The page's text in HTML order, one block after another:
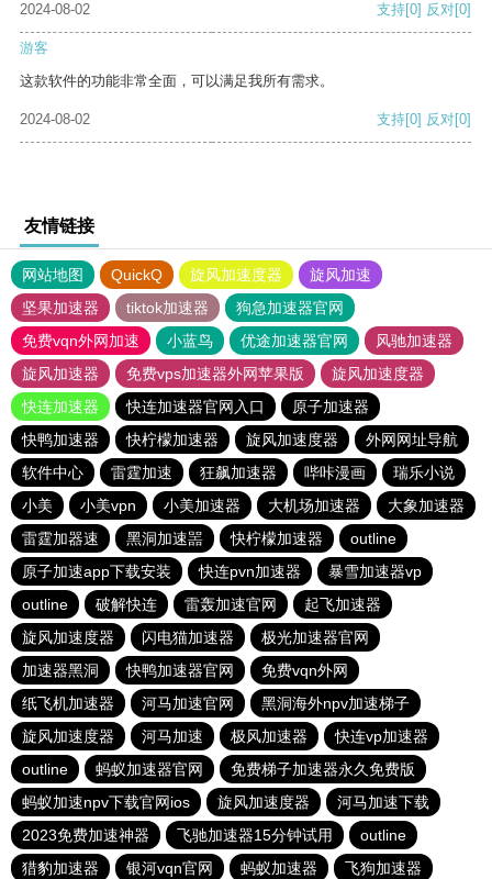
2024-08-02 支持[0] 反对[0]
游客
这款软件的功能非常全面，可以满足我所有需求。
2024-08-02 支持[0] 反对[0]
友情链接
网站地图 QuickQ 旋风加速度器
旋风加速
坚果加速器
tiktok加速器
狗急加速器官网
免费vqn外网加速
小蓝鸟 优途加速器官网
风驰加速器
旋风加速器
免费vps加速器外网苹果版
旋风加速度器
快连加速器
快连加速器官网入口
原子加速器
快鸭加速器
快柠檬加速器 旋风加速度器
外网网址导航
软件中心
雷霆加速 狂飙加速器 哔咔漫画
瑞乐小说
小美
小美vpn 小美加速器 大机场加速器
大象加速器
雷霆加器速
黑洞加速噐 快柠檬加速器
outline
原子加速app下载安装
快连pvn加速器
暴雪加速器vp
outline
破解快连 雷轰加速官网
起飞加速器
旋风加速度器
闪电猫加速器
极光加速器官网
加速器黑洞
快鸭加速器官网
免费vqn外网
纸飞机加速器
河马加速官网
黑洞海外npv加速梯子
旋风加速度器
河马加速 极风加速器
快连vp加速器
outline
蚂蚁加速器官网
免费梯子加速器永久免费版
蚂蚁加速npv下载官网ios
旋风加速度器
河马加速下载
2023免费加速神器
飞驰加速器15分钟试用
outline
猎豹加速器
银河vqn官网 蚂蚁加速器 飞狗加速器